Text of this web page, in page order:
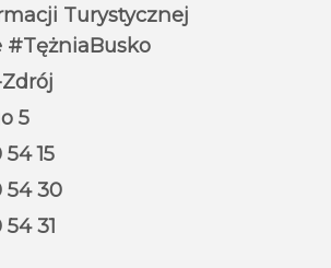
Turystycznej
#TężniaBusko
5
15
54 30
31